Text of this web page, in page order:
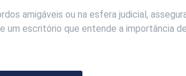
amigáveis ou na esfera judicial,
escritório que entende a importância